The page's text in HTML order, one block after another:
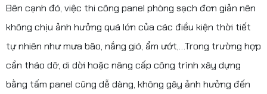
Bên cạnh đó, việc thi công panel phòng sạch đơn giản nên
không chịu ảnh hưởng quá lớn của các điều kiện thời tiết
tự nhiên như mưa bão, nắng gió, ẩm ướt,…Trong trường hợp
cần tháo dỡ, di dời hoặc nâng cấp công trình xây dựng
bằng tấm panel cũng dễ dàng, không gây ảnh hưởng đến